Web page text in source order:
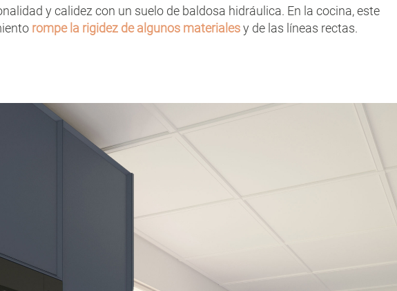
y calidez con un suelo de baldosa hidráulica. En la cocina, este
rompe la rigidez de algunos materialesy de las líneas rectas.